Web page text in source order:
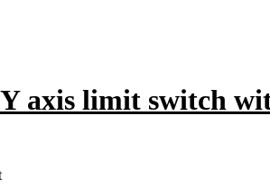
axis limit switch